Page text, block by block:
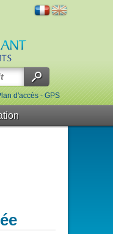
d'accès - GPS